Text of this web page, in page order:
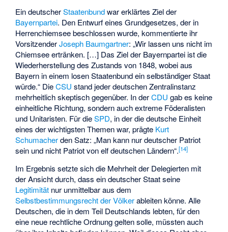
Ein deutscherStaatenbundwar erklärtes Ziel der
Bayernpartei. Den Entwurf eines Grundgesetzes, der in
Herrenchiemsee beschlossen wurde, kommentierte ihr
VorsitzenderJoseph Baumgartner: „Wir lassen uns nicht im
Chiemsee ertränken. […] Das Ziel der Bayernpartei ist die
Wiederherstellung des Zustands von 1848, wobei aus
Bayern in einem losen Staatenbund ein selbständiger Staat
würde.“ DieCSU stand jeder deutschen Zentralinstanz
mehrheitlich skeptisch gegenüber. In derCDU gab es keine
einheitliche Richtung, sondern auch extreme Föderalisten
und Unitaristen. Für dieSPD, in der die deutsche Einheit
eines der wichtigsten Themen war, prägte Kurt
Schumacherden Satz: „Man kann nur deutscher Patriot
sein und nicht Patriot von elf deutschen Ländern“.[14]
Im Ergebnis setzte sich die Mehrheit der Delegierten mit
der Ansicht durch, dass ein deutscher Staat seine
Legitimität nur unmittelbar aus dem
Selbstbestimmungsrecht der Völkerableiten könne. Alle
Deutschen, die in dem Teil Deutschlands lebten, für den
eine neue rechtliche Ordnung gelten solle, müssten auch